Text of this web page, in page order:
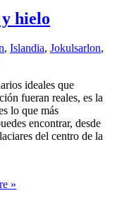
hielo
, Islandia, Jokulsarlon,
ideales que
fueran reales, es la
lo que más
encontrar, desde
del centro de la
»